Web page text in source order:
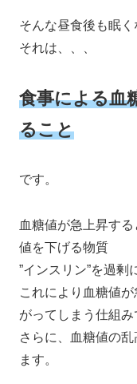
そんな昼食後も眠く
それは、、、
食事による血
ること
です。
血糖値が急上昇す
値を下げる物質
”インスリン”を過剰
これにより血糖値
がってしまう仕組み
さらに、血糖値の
ます。